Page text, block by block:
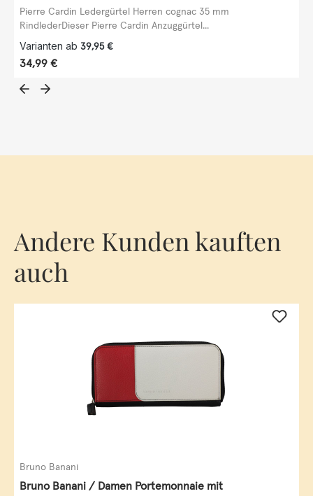
Pierre Cardin Ledergürtel Herren cognac 35 mm
RindlederDieser Pierre Cardin Anzuggürtel...
Varianten ab 39,95 €
Regulärer Preis:
34,99 €
Andere Kunden kauften
auch
Bruno Banani
Bruno Banani / Damen Portemonnaie mit